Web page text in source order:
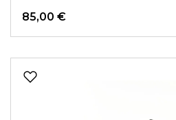
85,00 €